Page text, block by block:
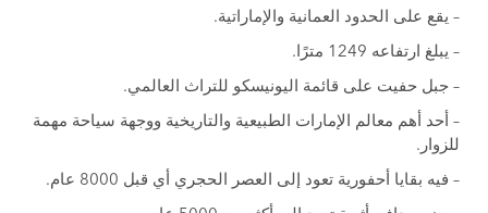
– يقع على الحدود العمانية والإماراتية.
– يبلغ ارتفاعه 1249 مترًا.
– جبل حفيت على قائمة اليونيسكو للتراث العالمي.
– أحد أهم معالم الإمارات الطبيعية والتاريخية ووجهة سياحة مهمة
للزوار.
– فيه بقايا أحفورية تعود إلى العصر الحجري أي قبل 8000 عام.